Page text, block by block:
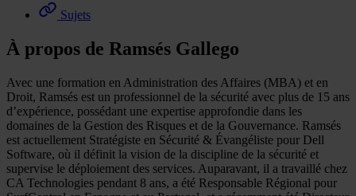
Sujets
À propos de Ramsés Gallego
Avec une formation en Administration des Affaires (MBA) et en
Droit, Ramsés est un professionnel de la sécurité avec plus de 15 ans
d’expérience, possédant une expertise approfondie dans les
domaines de la Gestion des Risques et de la Gouvernance. Ramsés
est actuellement Stratégiste en Sécurité & Évangéliste pour Dell
Software, où il définit la vision de la discipline de la sécurité et
supervise le déploiement des services. Auparavant, il a travaillé chez
CA Technologies pendant 8 ans, a été Responsable Régional pour